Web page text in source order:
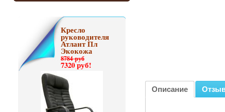
Кресло
руководителя
Атлант Пл
Экокожа
8784 руб
7320 руб!
Описание